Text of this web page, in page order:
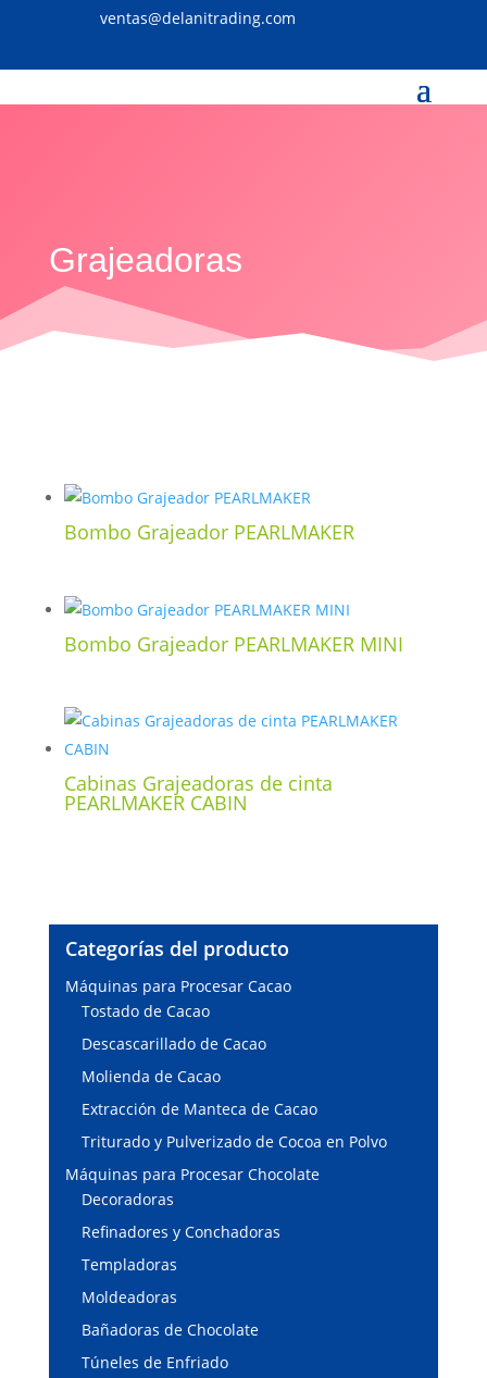
ventas@delanitrading.com
Grajeadoras
Bombo Grajeador PEARLMAKER
Bombo Grajeador PEARLMAKER MINI
Cabinas Grajeadoras de cinta
PEARLMAKER CABIN
Categorías del producto
Máquinas para Procesar Cacao
Tostado de Cacao
Descascarillado de Cacao
Molienda de Cacao
Extracción de Manteca de Cacao
Triturado y Pulverizado de Cocoa en Polvo
Máquinas para Procesar Chocolate
Decoradoras
Refinadores y Conchadoras
Templadoras
Moldeadoras
Bañadoras de Chocolate
Túneles de Enfriado